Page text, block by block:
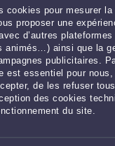
cookies pour mesurer la
proposer une
d’autres
animés…) ainsi que la
publicitaires.
est essentiel pour
de les refuser
des cookies
du site.
de l'effet de la
la modification des
d'un